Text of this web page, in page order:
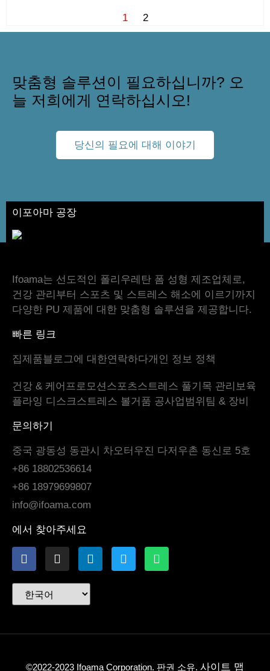
1 2
맞춤형 솔루션이 필요하십니까? 오
늘 저희에게 연락하십시오!
당신의 필요에 대해 이야기
이포아마 공장
Ifoama는 선도적인 폴리우레탄 폼 성형 제조업체로,
건강 관리부터 스포츠 및 스트레스 해소에 이르기까지
다양한 PU 제품에 대한 맞춤형 솔루션을 제공합니다.
빠른 링크
집제품블로그 에 대한연락하다개인 정보 정책
건강 & 케어 프로모션 스포츠스트레스 풀기 목 관리 보육
플라잉 디스크스트레스 볼거품 공사업범위 팀 & 장비
문의하기
중국 광동성 동관시 차오터우진 다저우촌 동신로 5호
+86 18802536614
+86 18979699807
info@ifoama.com
에서 찾아주세요
©2022-2023 Ifoama Corporation. 판권 소유. 사이트 맵